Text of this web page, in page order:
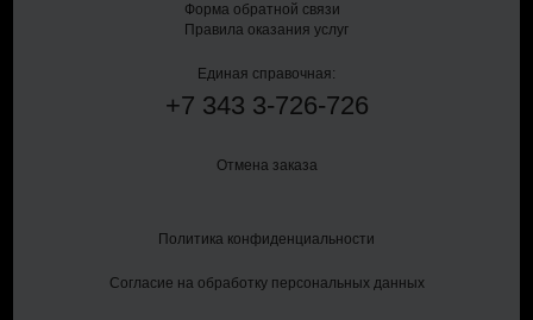
Правила оказания услуг
Форма обратной связи
Единая справочная:
+7 343 3-726-726
Отмена заказа
Политика конфиденциальности
Согласие на обработку персональных данных